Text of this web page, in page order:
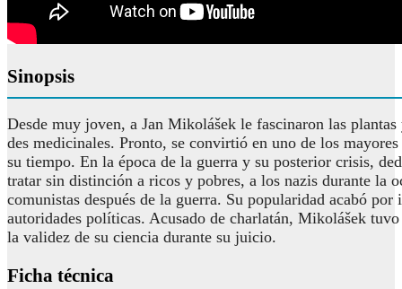
Sinopsis
Desde muy joven, a Jan Mikolášek le fascinaron las plantas
des medicinales. Pronto, se convirtió en uno de los mayores
su tiempo. En la época de la guerra y su posterior crisis,
tratar sin distinción a ricos y pobres, a los nazis durante la
comunistas después de la guerra. Su popularidad acabó por
autoridades políticas. Acusado de charlatán, Mikolášek
la validez de su ciencia durante su juicio.
Ficha técnica